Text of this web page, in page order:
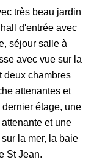
très beau jardin
d'entrée avec
séjour salle à
avec vue sur la
deux chambres
attenantes et
étage, une
et une
la mer, la baie
St Jean.